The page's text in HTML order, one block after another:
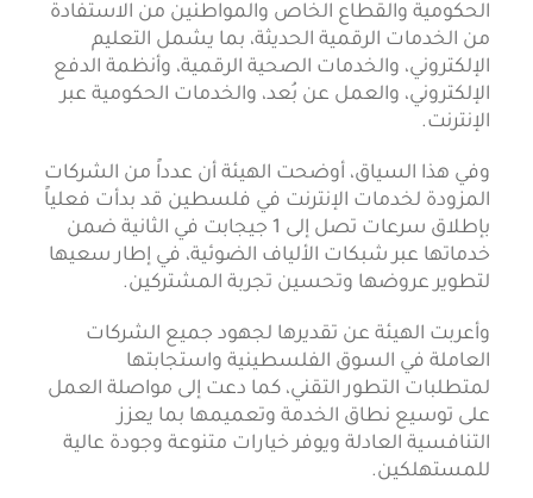
الحكومية والقطاع الخاص والمواطنين من الاستفادة
من الخدمات الرقمية الحديثة، بما يشمل التعليم
الإلكتروني، والخدمات الصحية الرقمية، وأنظمة الدفع
الإلكتروني، والعمل عن بُعد، والخدمات الحكومية عبر
الإنترنت.
وفي هذا السياق، أوضحت الهيئة أن عدداً من الشركات
المزودة لخدمات الإنترنت في فلسطين قد بدأت فعلياً
بإطلاق سرعات تصل إلى 1 جيجابت في الثانية ضمن
خدماتها عبر شبكات الألياف الضوئية، في إطار سعيها
لتطوير عروضها وتحسين تجربة المشتركين.
وأعربت الهيئة عن تقديرها لجهود جميع الشركات
العاملة في السوق الفلسطينية واستجابتها
لمتطلبات التطور التقني، كما دعت إلى مواصلة العمل
على توسيع نطاق الخدمة وتعميمها بما يعزز
التنافسية العادلة ويوفر خيارات متنوعة وجودة عالية
للمستهلكين.